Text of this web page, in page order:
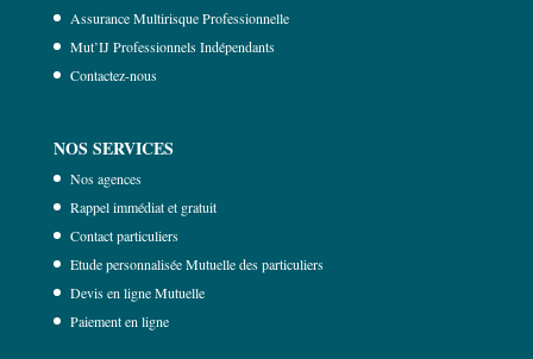
Assurance Multirisque Professionnelle
Mut’IJ Professionnels Indépendants
Contactez-nous
NOS SERVICES
Nos agences
Rappel immédiat et gratuit
Contact particuliers
Etude personnalisée Mutuelle des particuliers
Devis en ligne Mutuelle
Paiement en ligne